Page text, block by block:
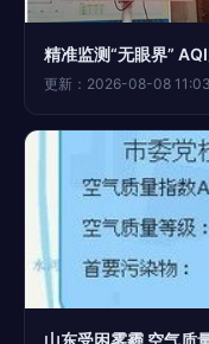
精准监测“无眼界”
更新：2026-08-08
山东受困雾霾 空气质